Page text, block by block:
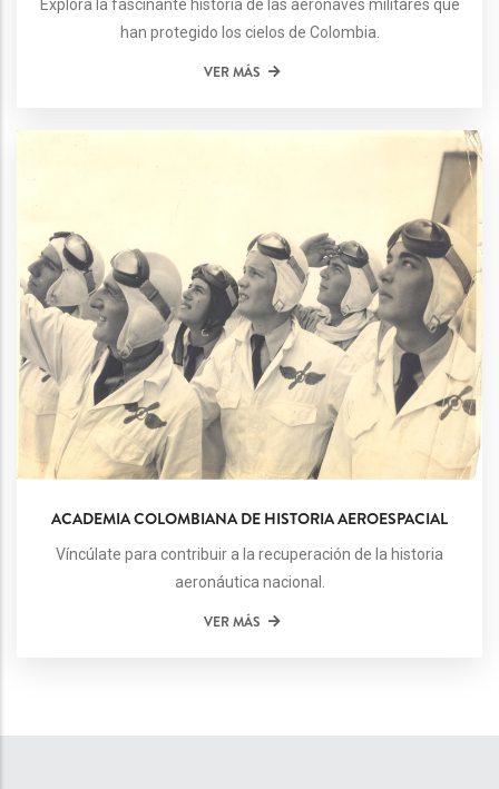
Explora la fascinante historia de las aeronaves militares que
han protegido los cielos de Colombia.
VER MÁS
ACADEMIA COLOMBIANA DE HISTORIA AEROESPACIAL
Víncúlate para contribuir a la recuperación de la historia
aeronáutica nacional.
VER MÁS